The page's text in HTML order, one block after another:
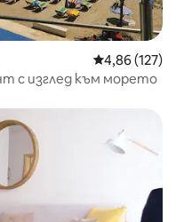
Средна
4,86 (127)
с изглед към морето